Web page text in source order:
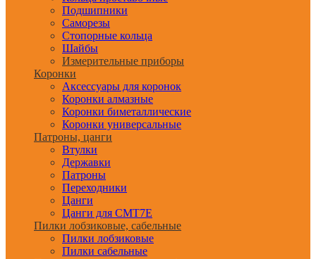
Подшипники
Саморезы
Стопорные кольца
Шайбы
Измерительные приборы
Коронки
Аксессуары для коронок
Коронки алмазные
Коронки биметаллические
Коронки универсальные
Патроны, цанги
Втулки
Державки
Патроны
Переходники
Цанги
Цанги для CMT7E
Пилки лобзиковые, сабельные
Пилки лобзиковые
Пилки сабельные